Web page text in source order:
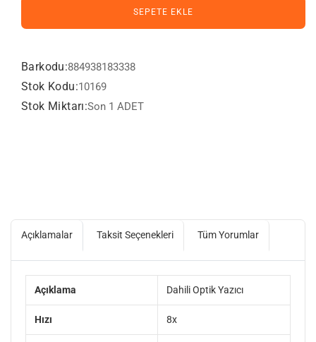
SEPETE EKLE
Barkodu:884938183338
Stok Kodu:10169
Stok Miktarı:Son 1 ADET
Açıklamalar Taksit Seçenekleri Tüm Yorumlar
Açıklama Dahili Optik Yazıcı
Hızı 8x